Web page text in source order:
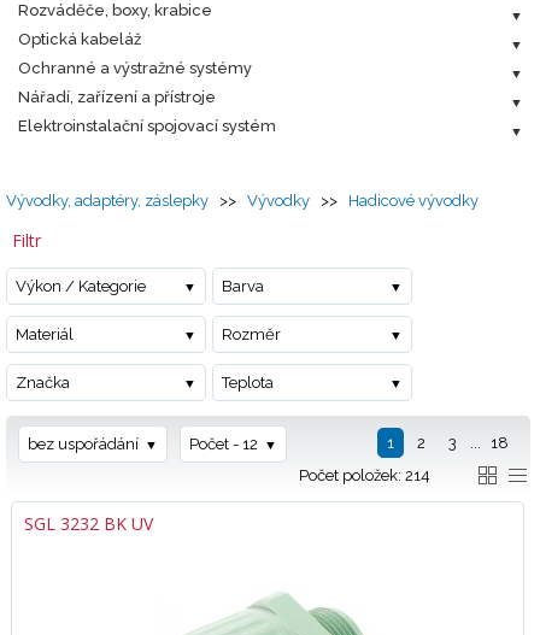
Rozváděče, boxy, krabice
Optická kabeláž
Ochranné a výstražné systémy
Nářadí, zařízení a přístroje
Elektroinstalační spojovací systém
Vývodky, adaptéry, záslepky >> Vývodky >> Hadicové vývodky
Filtr
Výkon / Kategorie Barva
Materiál Rozměr
Značka Teplota
1 2 3 ... 18
bez uspořádání
Počet - 12
Počet položek: 214
SGL 3232 BK UV